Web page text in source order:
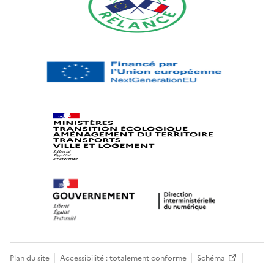
Plan du site Accessibilité : totalement conforme Schéma